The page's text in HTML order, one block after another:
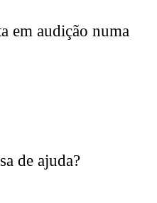
em audição numa
de ajuda?